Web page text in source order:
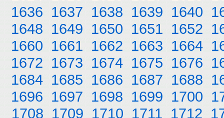
1636 1637 1638 1639 1640
1648 1649 1650 1651 1652
1660 1661 1662 1663 1664
1672 1673 1674 1675 1676
1684 1685 1686 1687 1688
1696 1697 1698 1699 1700
1708 1709 1710 1711 1712